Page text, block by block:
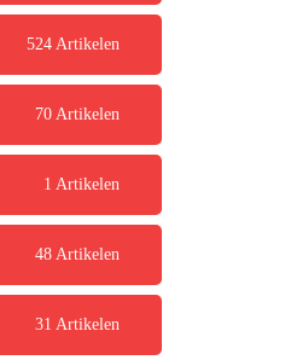
524 Artikelen
70 Artikelen
1 Artikelen
48 Artikelen
31 Artikelen